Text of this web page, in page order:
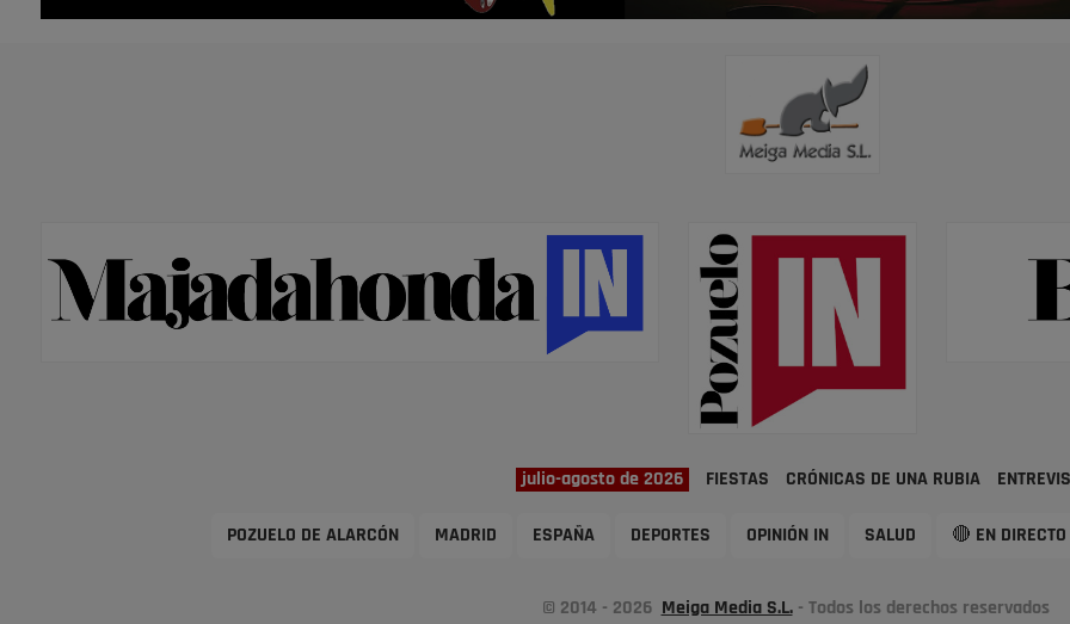
julio-agosto de 2026 FIESTAS CRÓNICAS DE UNA RUBIA
POZUELO DE ALARCÓN MADRID ESPAÑA DEPORTES OPINIÓN IN SALUD 🔴 EN DIRECTO
© 2014 - 2026 Meiga Media S.L.- Todos los derechos reservados